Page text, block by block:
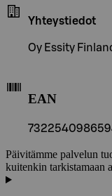
Yhteystiedot
Oy Essity
EAN
Päivitämme palvelun
kuitenkin tarkistamaan